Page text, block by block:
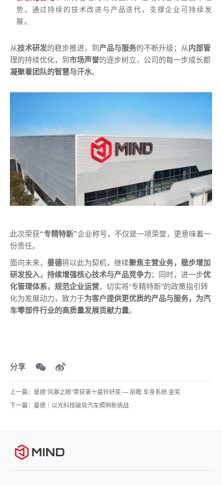
势，通过持续的技术改进与产品迭代，支撑企业可持续发
展。
从技术研发的稳步推进，到产品与服务的不断升级；从内部管
理的持续优化，到市场声誉的逐步树立，公司的每一步成长都
凝聚着团队的智慧与汗水。
此次荣获“专精特新”企业称号，不仅是一项荣誉，更意味着一
份责任。
面向未来， 曼德将以此为契机，继续聚焦主营业务，稳步增加
研发投入，持续增强核心技术与产品竞争力；同时，进一步优
化管理体系，规范企业运营，切实将“专精特新”的政策指引转
化为发展动力，致力于为客户提供更优质的产品与服务，为汽
车零部件行业的高质量发展贡献力量。
分享
上一篇：曼德“风暴之眼”荣获第十届铃轩奖 — 前瞻·车身系统·金奖
下一篇：曼德｜以光科技破局汽车照明新挑战